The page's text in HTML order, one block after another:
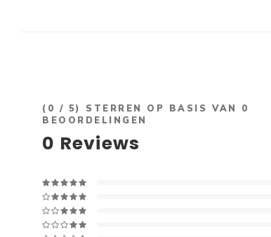
( 0 / 5) STERREN OP BASIS VAN 0
BEOORDELINGEN
0 Reviews